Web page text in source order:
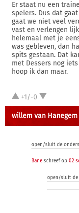
Er staat nu een
spelers. Dus dat
gaat we niet veel
vast en verlengen
helemaal met je
was gebleven, dan
spits gestaan. Dat
met Dessers nog
hoop ik dan maar.
+1/-0
willem van Hanegem
open/sluit de
Bane schreef op 02
open/sluit de